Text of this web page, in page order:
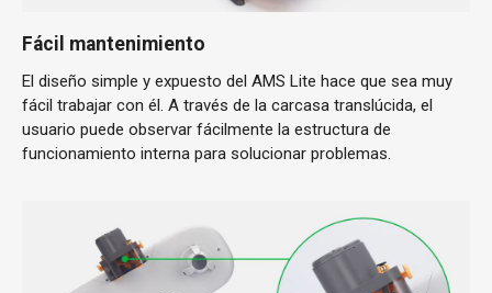
Fácil mantenimiento
El diseño simple y expuesto del AMS Lite hace que sea muy
fácil trabajar con él. A través de la carcasa translúcida, el
usuario puede observar fácilmente la estructura de
funcionamiento interna para solucionar problemas.